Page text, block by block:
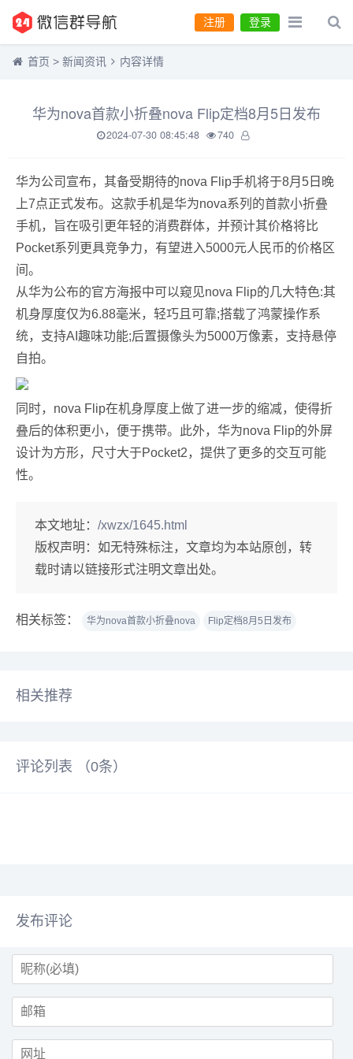
登录
注册
首页 > 新闻资讯 内容详情
华为nova首款小折叠nova Flip定档8月5日发布
2024-07-30 08:45:48 740
华为公司宣布，其备受期待的nova Flip手机将于8月5日晚
上7点正式发布。这款手机是华为nova系列的首款小折叠
手机，旨在吸引更年轻的消费群体，并预计其价格将比
Pocket系列更具竞争力，有望进入5000元人民币的价格区
间。
从华为公布的官方海报中可以窥见nova Flip的几大特色:其
机身厚度仅为6.88毫米，轻巧且可靠;搭载了鸿蒙操作系
统，支持AI趣味功能;后置摄像头为5000万像素，支持悬停
自拍。
同时，nova Flip在机身厚度上做了进一步的缩减，使得折
叠后的体积更小，便于携带。此外，华为nova Flip的外屏
设计为方形，尺寸大于Pocket2，提供了更多的交互可能
性。
本文地址： /xwzx/1645.html
版权声明： 如无特殊标注，文章均为本站原创，转
载时请以链接形式注明文章出处。
相关标签： 华为nova首款小折叠nova Flip定档8月5日发布
相关推荐
评论列表 （0条）
发布评论